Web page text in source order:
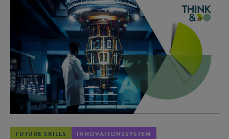
FUTURE SKILLS INNOVATIONSSYSTEM